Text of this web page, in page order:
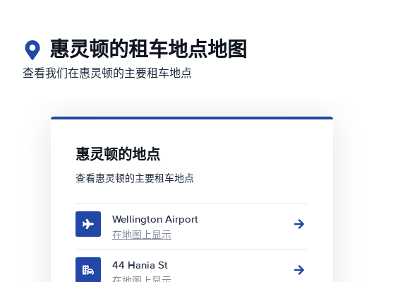
惠灵顿的租车地点地图
查看我们在惠灵顿的主要租车地点
惠灵顿的地点
查看惠灵顿的主要租车地点
Wellington Airport
在地图上显示
44 Hania St